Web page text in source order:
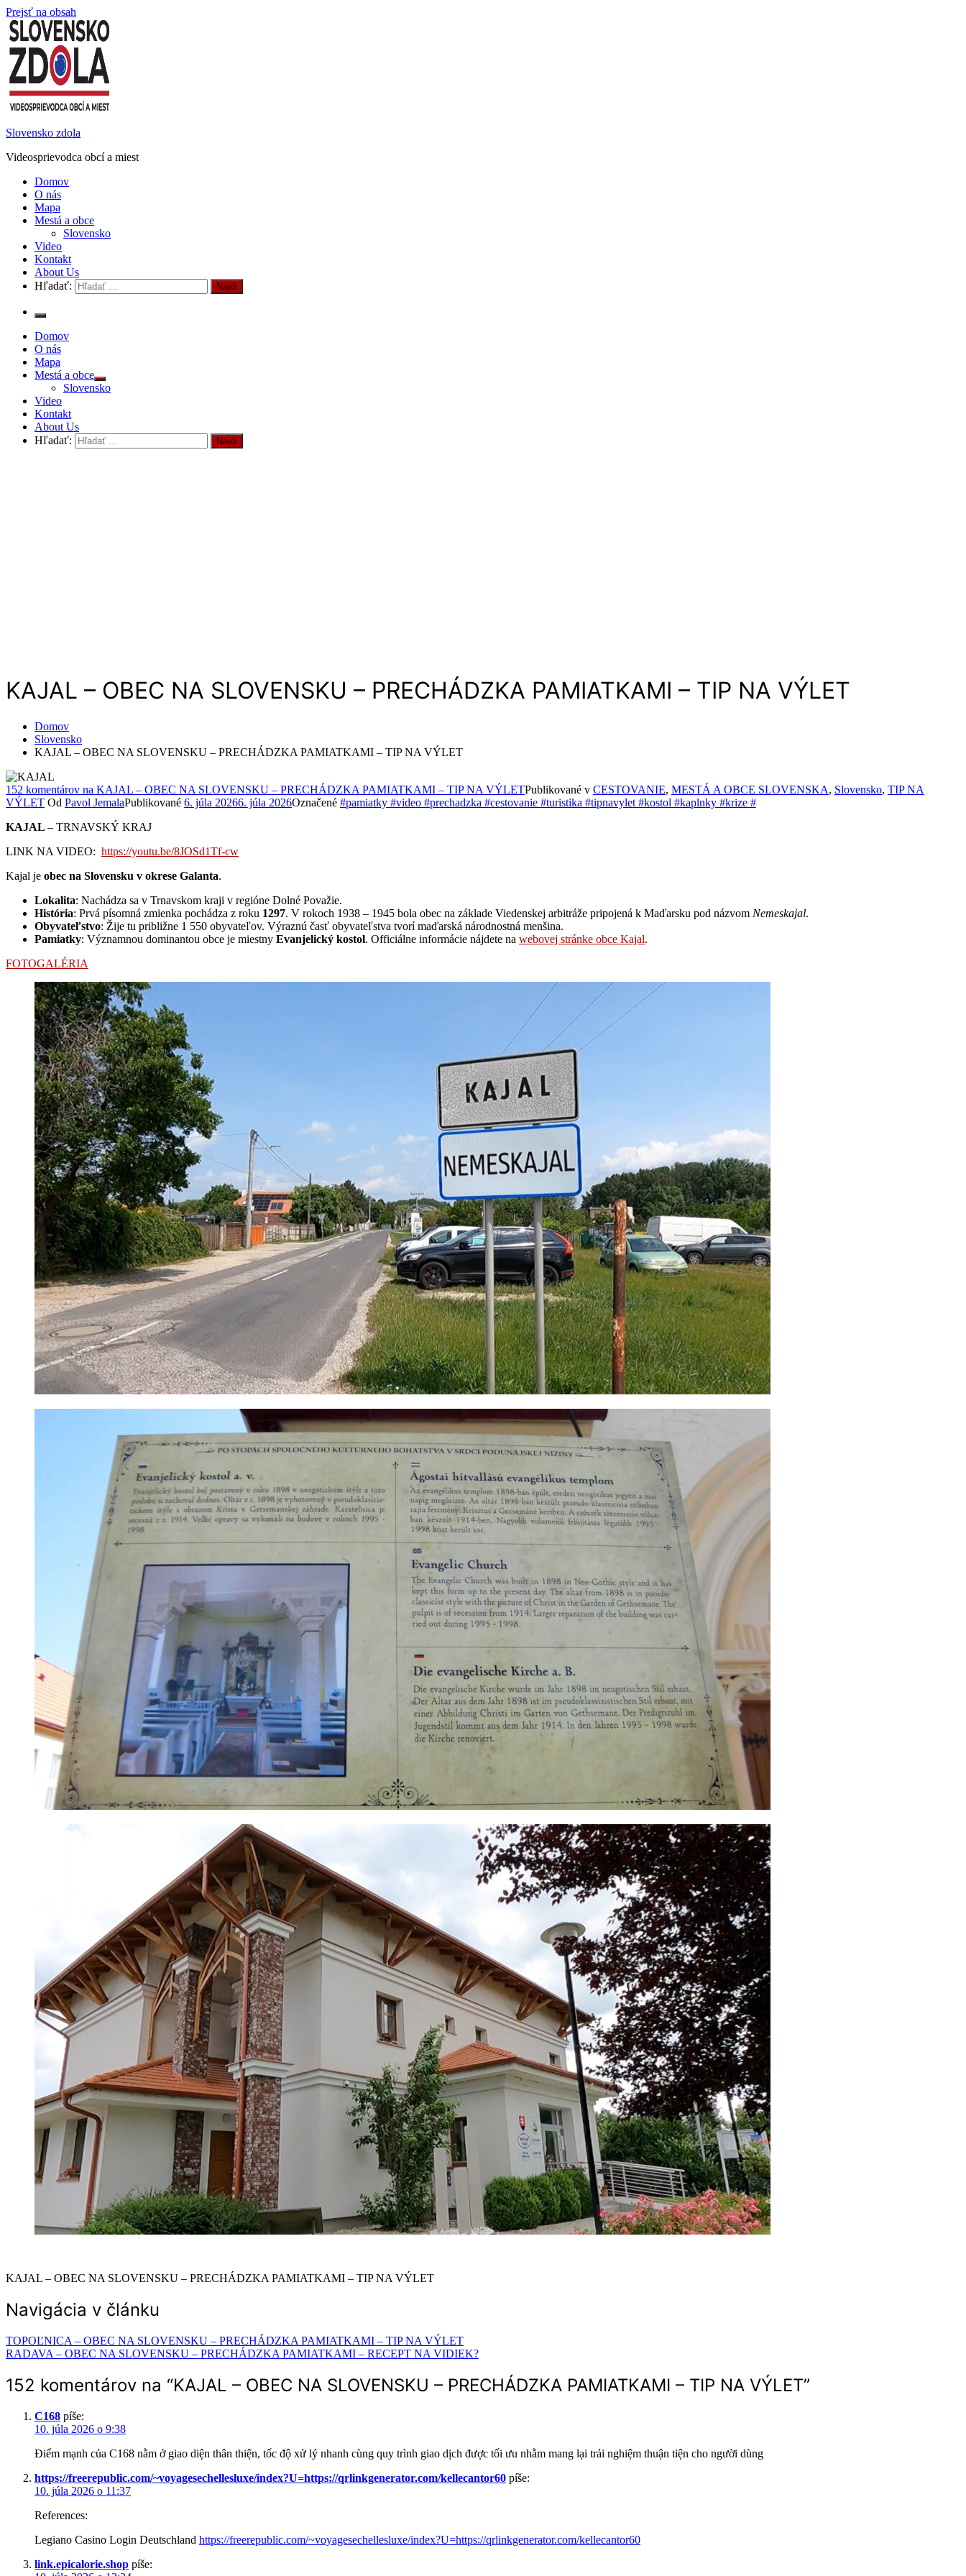
Prejsť na obsah
Slovensko zdola
Videosprievodca obcí a miest
Domov
O nás
Mapa
Mestá a obce
Slovensko
Video
Kontakt
About Us
Hľadať:
Domov
O nás
Mapa
Mestá a obce
Slovensko
Video
Kontakt
About Us
Hľadať:
KAJAL – OBEC NA SLOVENSKU – PRECHÁDZKA PAMIATKAMI – TIP NA VÝLET
Domov
Slovensko
KAJAL – OBEC NA SLOVENSKU – PRECHÁDZKA PAMIATKAMI – TIP NA VÝLET
152 komentárov na KAJAL – OBEC NA SLOVENSKU – PRECHÁDZKA PAMIATKAMI – TIP NA VÝLETPublikované v CESTOVANIE, MESTÁ A OBCE SLOVENSKA, Slovensko, TIP NA
VÝLET Od Pavol JemalaPublikované 6. júla 20266. júla 2026Označené #pamiatky #video #prechadzka #cestovanie #turistika #tipnavylet #kostol #kaplnky #krize #
KAJAL – TRNAVSKÝ KRAJ
LINK NA VIDEO: https://youtu.be/8JOSd1Tf-cw
Kajal je obec na Slovensku v okrese Galanta.
Lokalita: Nachádza sa v Trnavskom kraji v regióne Dolné Považie.
História: Prvá písomná zmienka pochádza z roku 1297. V rokoch 1938 – 1945 bola obec na základe Viedenskej arbitráže pripojená k Maďarsku pod názvom Nemeskajal.
Obyvateľstvo: Žije tu približne 1 550 obyvateľov. Výraznú časť obyvateľstva tvorí maďarská národnostná menšina.
Pamiatky: Významnou dominantou obce je miestny Evanjelický kostol. Officiálne informácie nájdete na webovej stránke obce Kajal.
FOTOGALÉRIA
KAJAL – OBEC NA SLOVENSKU – PRECHÁDZKA PAMIATKAMI – TIP NA VÝLET
Navigácia v článku
TOPOĽNICA – OBEC NA SLOVENSKU – PRECHÁDZKA PAMIATKAMI – TIP NA VÝLET
RADAVA – OBEC NA SLOVENSKU – PRECHÁDZKA PAMIATKAMI – RECEPT NA VIDIEK?
152 komentárov na “KAJAL – OBEC NA SLOVENSKU – PRECHÁDZKA PAMIATKAMI – TIP NA VÝLET”
C168 píše:
10. júla 2026 o 9:38
Điểm mạnh của C168 nằm ở giao diện thân thiện, tốc độ xử lý nhanh cùng quy trình giao dịch được tối ưu nhằm mang lại trải nghiệm thuận tiện cho người dùng
https://freerepublic.com/~voyagesechellesluxe/index?U=https://qrlinkgenerator.com/kellecantor60 píše:
10. júla 2026 o 11:37
References:
Legiano Casino Login Deutschland https://freerepublic.com/~voyagesechellesluxe/index?U=https://qrlinkgenerator.com/kellecantor60
link.epicalorie.shop píše: